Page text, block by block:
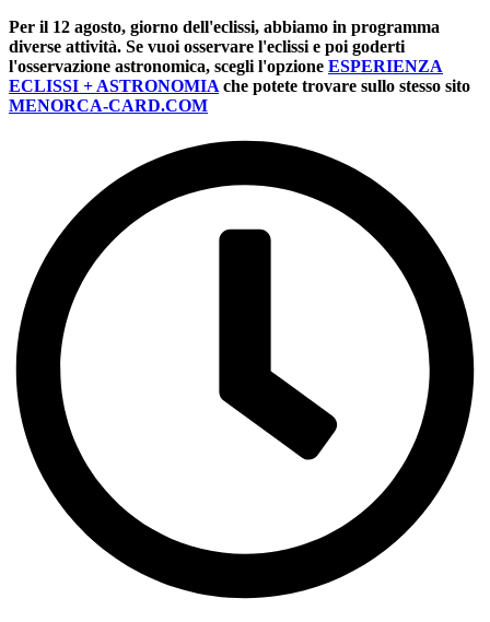
Per il 12 agosto, giorno dell'eclissi, abbiamo in programma
diverse attività. Se vuoi osservare l'eclissi e poi goderti
l'osservazione astronomica, scegli l'opzione ESPERIENZA
ECLISSI + ASTRONOMIA che potete trovare sullo stesso sito
MENORCA-CARD.COM